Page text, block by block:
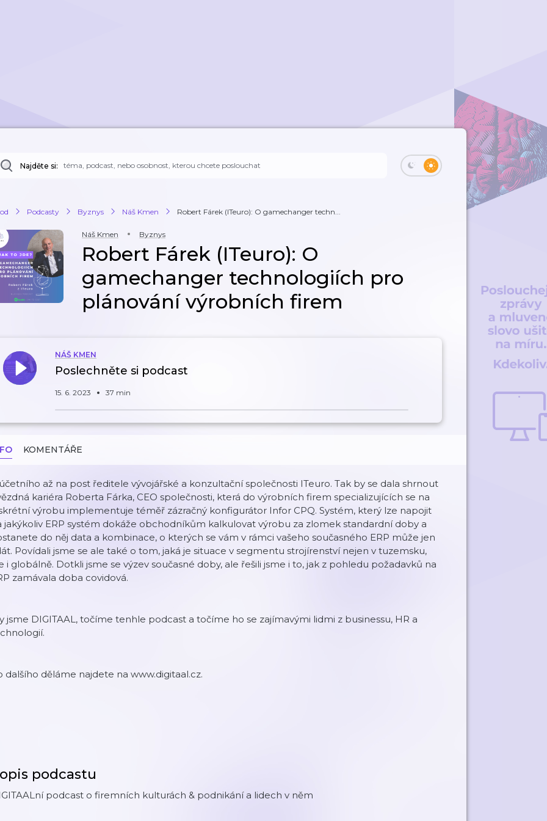
Najděte si:
Podcasty Byznys Náš Kmen Robert Fárek (ITeuro): O gamechanger techn...
Náš Kmen Byznys
Robert Fárek (ITeuro): O
gamechanger technologiích pro
plánování výrobních firem
NÁŠ KMEN
Poslechněte si podcast
15. 6. 2023 37 min
KOMENTÁŘE
až na post ředitele vývojářské a konzultační společnosti ITeuro. Tak by se dala shrnout
kariéra Roberta Fárka, CEO společnosti, která do výrobních firem specializujících se na
výrobu implementuje téměř zázračný konfigurátor Infor CPQ. Systém, který lze napojit
jakýkoliv ERP systém dokáže obchodníkům kalkulovat výrobu za zlomek standardní doby a
do něj data a kombinace, o kterých se vám v rámci vašeho současného ERP může jen
Povídali jsme se ale také o tom, jaká je situace v segmentu strojírenství nejen v tuzemsku,
i globálně. Dotkli jsme se výzev současné doby, ale řešili jsme i to, jak z pohledu požadavků na
zamávala doba covidová.
jsme DIGITAAL, točíme tenhle podcast a točíme ho se zajímavými lidmi z businessu, HR a
dalšího děláme najdete na www.digitaal.cz.
podcastu
podcast o firemních kulturách & podnikání a lidech v něm